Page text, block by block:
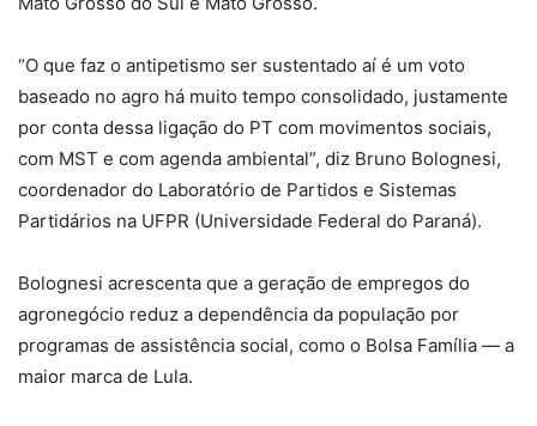
“O que faz o antipetismo ser sustentado aí é um voto
baseado no agro há muito tempo consolidado, justamente
por conta dessa ligação do PT com movimentos sociais,
com MST e com agenda ambiental”, diz Bruno Bolognesi,
coordenador do Laboratório de Partidos e Sistemas
Partidários na UFPR (Universidade Federal do Paraná).
Bolognesi acrescenta que a geração de empregos do
agronegócio reduz a dependência da população por
programas de assistência social, como o Bolsa Família — a
maior marca de Lula.